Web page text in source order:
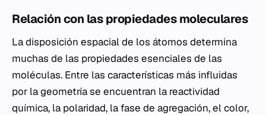
Relación con las propiedades moleculares
La disposición espacial de los átomos determina
muchas de las propiedades esenciales de las
moléculas. Entre las características más influidas
por la geometría se encuentran la reactividad
química, la polaridad, la fase de agregación, el color,